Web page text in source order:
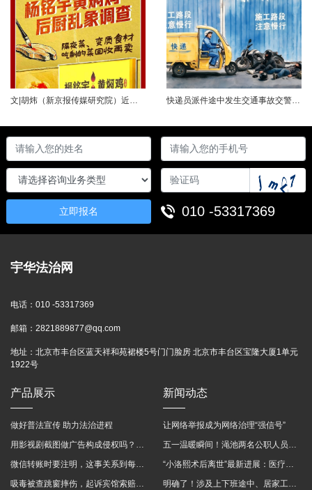
文|胡炜（新京报传媒研究院）近日，《经济参考报》的一篇关于婴幼儿纸尿裤的调查报道引爆舆论。涉事品牌、检测机构、行业协会先后发声，各方说法相互矛盾，公众焦虑情绪持续发酵。当事件陷入“罗生门”时，有一种声音悄然流传：媒体盯着问题不放，是在刻意挑刺，就是“找茬”。真是这样吗？中国行业报协会于6月23日公开发声，明确支持《经济参考报》的舆论监督行为，并呼吁社会各界支持媒体监督，推动行业规范与治理升级。 0...... 快递员派件途中发生交通事故交警部门认定全责公司赔付93万余元后一纸诉状向快递员全额追偿交通事故全责是否等同于法律上的重大过失用人单位赔付后能否向员工追偿基本案情快递员张某与某服务外包有限公司存在劳动关系。某日，张某派送快递途经施工路段，现场围挡占据大半道路，张某驾驶快递三轮车紧贴施工围挡行驶，在行驶过程中与对向驾驶二轮摩托车的罗某发生碰撞引发事故，致罗某、卢某受伤及车辆受损，卢某伤情严重。交警部门......
立即报名 010 -53317369
宇华法治网
电话： 010 -53317369
邮箱： 2821889877@qq.com
地址： 北京市丰台区蓝天祥和苑裙楼5号门门脸房 北京市丰台区宝隆大厦1单元
1922号
产品展示
做好普法宣传 助力法治进程
用影视剧截图做广告构成侵权吗？法院这样判
微信转账时要注明，这事关系到每个人……
吸毒被查跳窗摔伤，起诉宾馆索赔，法院这样判！
新闻动态
让网络举报成为网络治理“强信号”
五一温暖瞬间！渑池两名公职人员，路遇车祸挺身而出
“小洛熙术后离世”最新进展：医疗事故鉴定已启动
明确了！涉及上下班途中、居家工作等，这些情形可认定工伤→